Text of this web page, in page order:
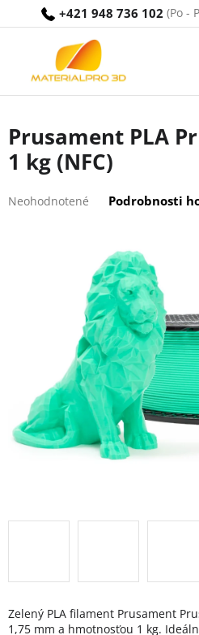
+421 948 736 102
Prusament PLA
1 kg (NFC)
hodnotenie
Neohodnotené Podrobnosti
Zelený PLA filament Prusament
1,75 mm a hmotnosťou 1 kg.